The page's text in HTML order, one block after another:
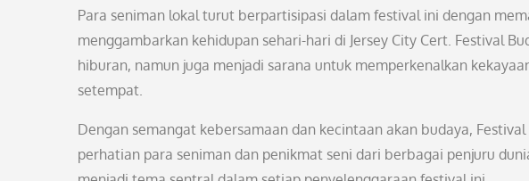
Para seniman lokal turut berpartisipasi dalam festival ini dengan
menggambarkan kehidupan sehari-hari di Jersey City Cert. Festival
hiburan, namun juga menjadi sarana untuk memperkenalkan
setempat.
Dengan semangat kebersamaan dan kecintaan akan budaya,
perhatian para seniman dan penikmat seni dari berbagai penjuru